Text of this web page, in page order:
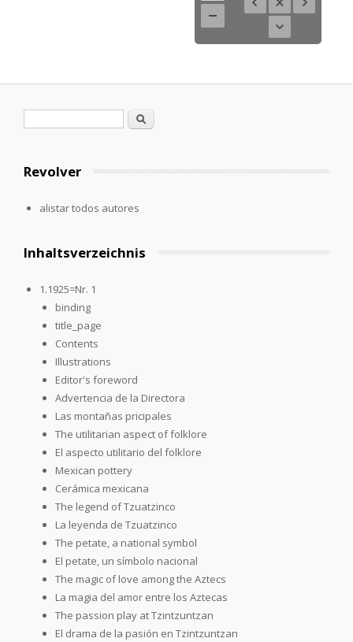
Formulario de búsqueda
Buscar
Revolver
alistar todos autores
Inhaltsverzeichnis
1.1925=Nr. 1
binding
title_page
Contents
Illustrations
Editor's foreword
Advertencia de la Directora
Las montañas pricipales
The utilitarian aspect of folklore
El aspecto utilitario del folklore
Mexican pottery
Cerámica mexicana
The legend of Tzuatzinco
La leyenda de Tzuatzinco
The petate, a national symbol
El petate, un símbolo nacional
The magic of love among the Aztecs
La magia del amor entre los Aztecas
The passion play at Tzintzuntzan
El drama de la pasión en Tzintzuntzan